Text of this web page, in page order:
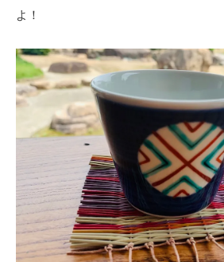
よ！